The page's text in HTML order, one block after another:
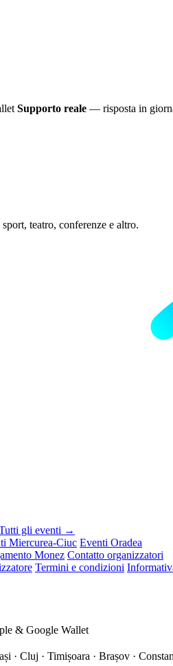
Supporto reale — risposta in
teatro, conferenze e altro.
gli eventi →
Miercurea-Ciuc Eventi Oradea
Monez Contatto organizzatori
Termini e condizioni
& Google Wallet
· Cluj · Timișoara · Brașov ·